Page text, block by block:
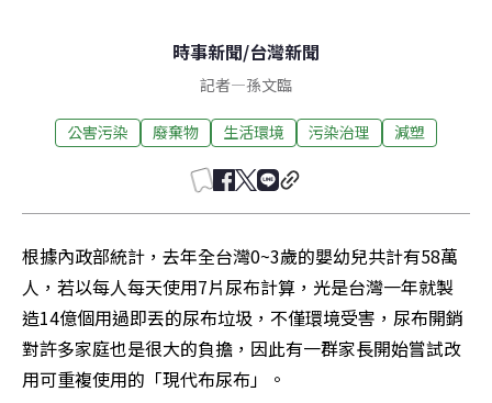
時事新聞/台灣新聞
記者—孫文臨
公害污染 廢棄物 生活環境 污染治理 減塑
根據內政部統計，去年全台灣0~3歲的嬰幼兒共計有58萬
人，若以每人每天使用7片尿布計算，光是台灣一年就製
造14億個用過即丟的尿布垃圾，不僅環境受害，尿布開銷
對許多家庭也是很大的負擔，因此有一群家長開始嘗試改
用可重複使用的「現代布尿布」。